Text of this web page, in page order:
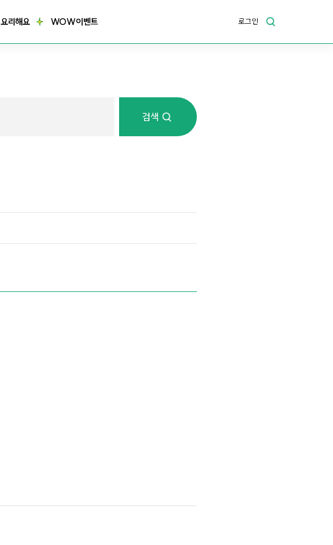
요리해요 WOW이벤트 로그인
검색